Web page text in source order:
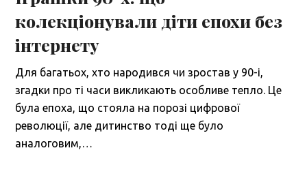
колекціонували діти епохи без
інтернету
Для багатьох, хто народився чи зростав у 90-і,
згадки про ті часи викликають особливе тепло. Це
була епоха, що стояла на порозі цифрової
революції, але дитинство тоді ще було
аналоговим,…